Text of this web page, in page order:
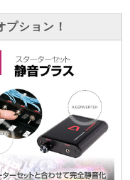
プション！